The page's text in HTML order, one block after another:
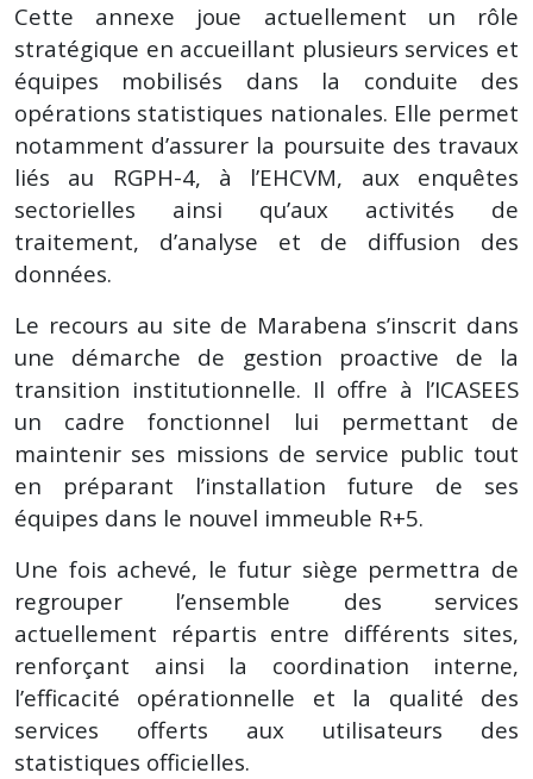
Cette annexe joue actuellement un rôle
stratégique en accueillant plusieurs services et
équipes mobilisés dans la conduite des
opérations statistiques nationales. Elle permet
notamment d’assurer la poursuite des travaux
liés au RGPH-4, à l’EHCVM, aux enquêtes
sectorielles ainsi qu’aux activités de
traitement, d’analyse et de diffusion des
données.
Le recours au site de Marabena s’inscrit dans
une démarche de gestion proactive de la
transition institutionnelle. Il offre à l’ICASEES
un cadre fonctionnel lui permettant de
maintenir ses missions de service public tout
en préparant l’installation future de ses
équipes dans le nouvel immeuble R+5.
Une fois achevé, le futur siège permettra de
regrouper l’ensemble des services
actuellement répartis entre différents sites,
renforçant ainsi la coordination interne,
l’efficacité opérationnelle et la qualité des
services offerts aux utilisateurs des
statistiques officielles.